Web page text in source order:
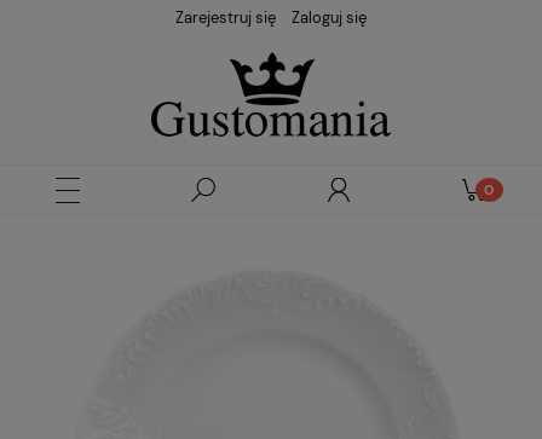
Zarejestruj się Zaloguj się